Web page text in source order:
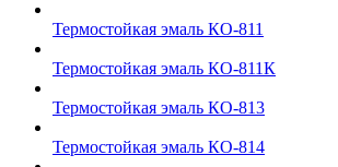
Термостойкая эмаль КО-811
Термостойкая эмаль КО-811К
Термостойкая эмаль КО-813
Термостойкая эмаль КО-814